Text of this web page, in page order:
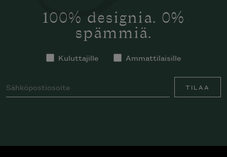
100% designia. 0%
spämmiä.
Kuluttajille Ammattilaisille
TILAA